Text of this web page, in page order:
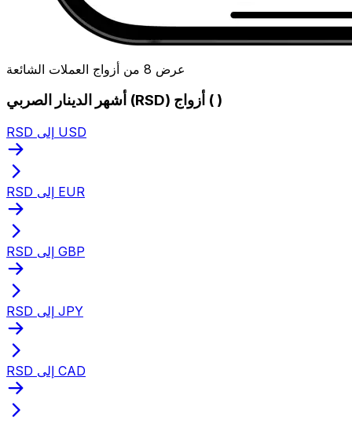
عرض 8 من أزواج العملات الشائعة
أشهر الدينار الصربي (RSD) أزواج ( )
RSD إلى USD
RSD إلى EUR
RSD إلى GBP
RSD إلى JPY
RSD إلى CAD